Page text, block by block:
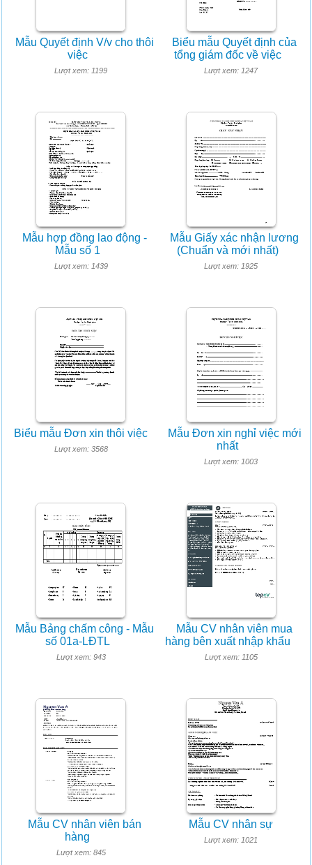
Mẫu Quyết định V/v cho thôi
việc
Lượt xem: 1199
Biểu mẫu Quyết định của
tổng giám đốc về việc
Lượt xem: 1247
Mẫu hợp đồng lao động -
Mẫu số 1
Lượt xem: 1439
Mẫu Giấy xác nhận lương
(Chuẩn và mới nhất)
Lượt xem: 1925
Biểu mẫu Đơn xin thôi việc
Lượt xem: 3568
Mẫu Đơn xin nghỉ việc mới
nhất
Lượt xem: 1003
Mẫu Bảng chấm công - Mẫu
số 01a-LĐTL
Lượt xem: 943
Mẫu CV nhân viên mua
hàng bên xuất nhập khẩu
Lượt xem: 1105
Mẫu CV nhân viên bán
hàng
Lượt xem: 845
Mẫu CV nhân sự
Lượt xem: 1021